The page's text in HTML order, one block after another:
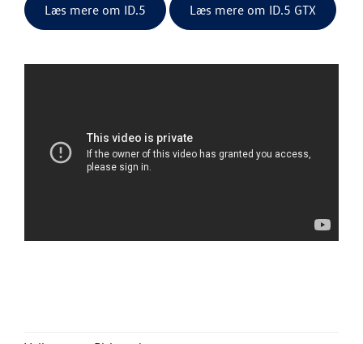
Læs mere om ID.5 Læs mere om ID.5 GTX